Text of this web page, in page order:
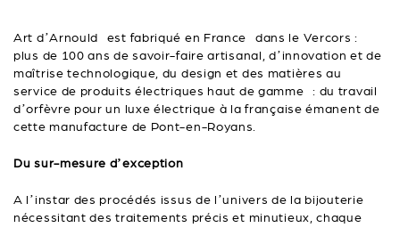
Art d’Arnould est fabriqué en France dans le Vercors :
plus de 100 ans de savoir-faire artisanal, d’innovation et de
maîtrise technologique, du design et des matières au
service de produits électriques haut de gamme : du travail
d’orfèvre pour un luxe électrique à la française émanent de
cette manufacture de Pont-en-Royans.
Du sur-mesure d’exception
A l’instar des procédés issus de l’univers de la bijouterie
nécessitant des traitements précis et minutieux, chaque